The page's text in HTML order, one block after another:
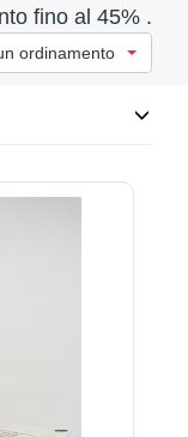
fino al 45% .
ordinamento